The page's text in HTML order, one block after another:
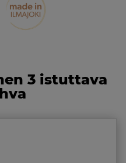
3 istuttava